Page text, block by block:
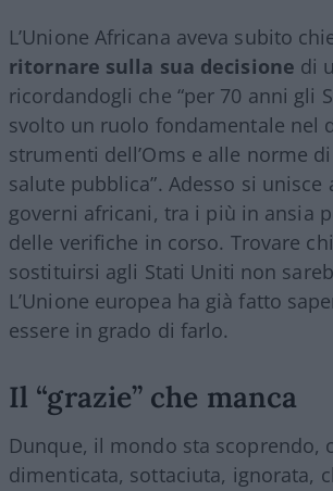
L’Unione Africana aveva subito
ritornare sulla sua decisione di
ricordandogli che “per 70 anni gli
svolto un ruolo fondamentale nel
strumenti dell’Oms e alle norme
salute pubblica”. Adesso si unisce
governi africani, tra i più in ansia
delle verifiche in corso. Trovare
sostituirsi agli Stati Uniti non
L’Unione europea ha già fatto
essere in grado di farlo.
Il “grazie” che manca
Dunque, il mondo sta scoprendo,
dimenticata, sottaciuta, ignorata,